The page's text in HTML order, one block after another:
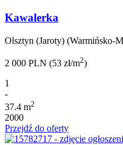
Kawalerka
Olsztyn (Jaroty) (Warmińsko-
2 000 PLN (53 zł/m2)
1
-
37.4 m2
2000
Przejdź do oferty